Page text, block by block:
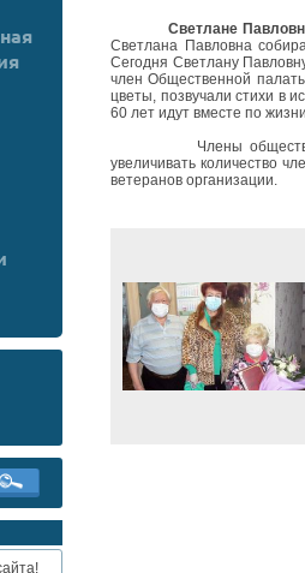
Светлане
Светлана Павловна
Сегодня Светлану
член Общественной
цветы, позвучали стихи в
60 лет идут вместе по
Члены общественной
увеличивать количество
ветеранов организации.